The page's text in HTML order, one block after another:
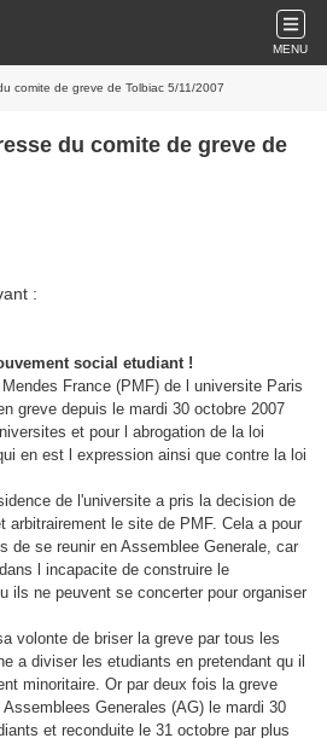
MENU
comite de greve de Tolbiac 5/11/2007
du comite de greve de
:
social etudiant !
France (PMF) de l universite Paris
greve depuis le mardi 30 octobre 2007
et pour l abrogation de la loi
en est l expression ainsi que contre la loi
de l'universite a pris la decision de
arbitrairement le site de PMF. Cela a pour
de se reunir en Assemblee Generale, car
l incapacite de construire le
ils ne peuvent se concerter pour organiser
volonte de briser la greve par tous les
a diviser les etudiants en pretendant qu il
minoritaire. Or par deux fois la greve
Generales (AG) le mardi 30
et reconduite le 31 octobre par plus